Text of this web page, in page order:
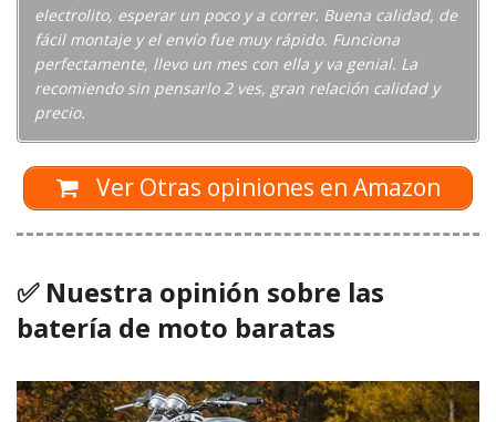
electrolito, esperar un poco y a correr. Buena calidad, de
fácil montaje y el envío fue muy rápido. Funciona
perfectamente, llevo un mes con ella y va genial. La
recomiendo sin pensarlo 2 ves, gran relación calidad y
precio.
Ver Otras opiniones en Amazon
✅ Nuestra opinión sobre las
batería de moto baratas